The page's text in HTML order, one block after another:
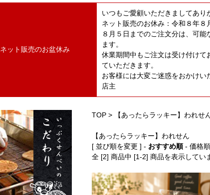
ネット販売のお盆休み
いつもご愛顧いただきましてあり
ネット販売のお休み：令和８年８
８月５日までのご注文分は、可
ます。
休業期間中もご注文は受け付け
ていただきます。
お客様には大変ご迷惑をおかけい
店主
TOP > 【あったらラッキー】われせ
【あったらラッキー】われせん
[ 並び順を変更 ] - おすすめ順- 価格順
全 [2] 商品中 [1-2] 商品を表示してい